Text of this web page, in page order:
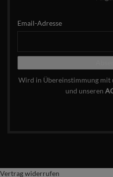
Email-Adresse
Wird in Übereinstimmung mit
und unseren
Vertrag widerrufen